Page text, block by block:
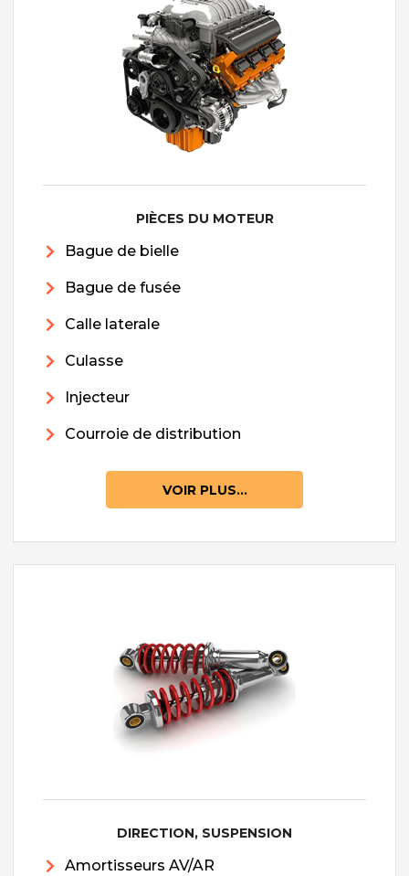
PIÈCES DU MOTEUR
Bague de bielle
Bague de fusée
Calle laterale
Culasse
Injecteur
Courroie de distribution
VOIR PLUS...
DIRECTION, SUSPENSION
Amortisseurs AV/AR